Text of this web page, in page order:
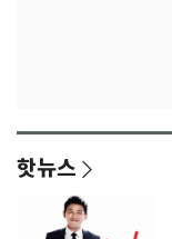
핫뉴스